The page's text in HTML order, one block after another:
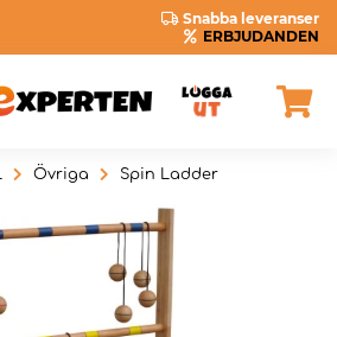
Snabba leveranser
ERBJUDANDEN
Övriga Spin Ladder